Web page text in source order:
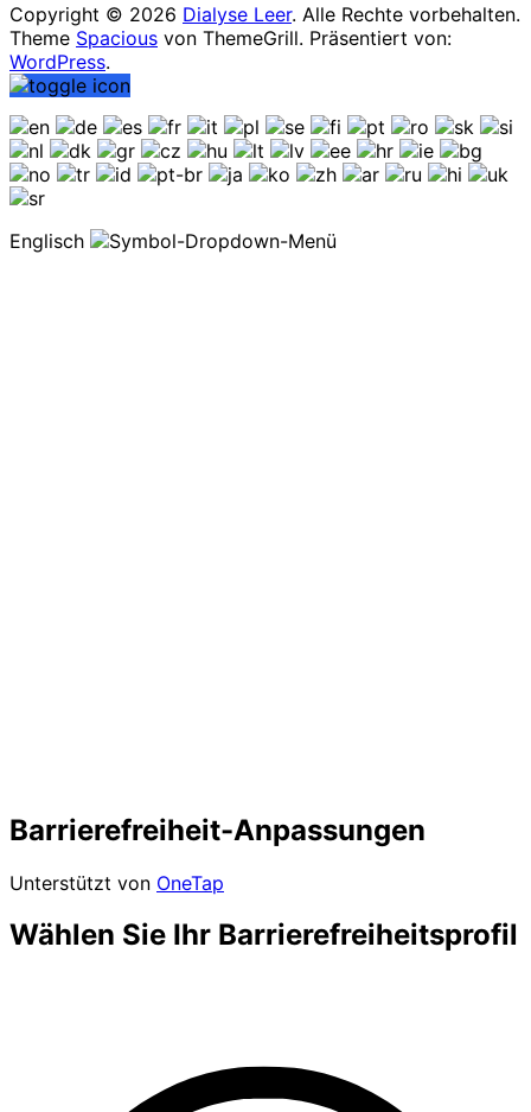
Copyright © 2026 Dialyse Leer. Alle Rechte vorbehalten.
Theme Spacious von ThemeGrill. Präsentiert von:
WordPress.
Englisch
Barrierefreiheit-Anpassungen
Unterstützt von OneTap
Wählen Sie Ihr Barrierefreiheitsprofil